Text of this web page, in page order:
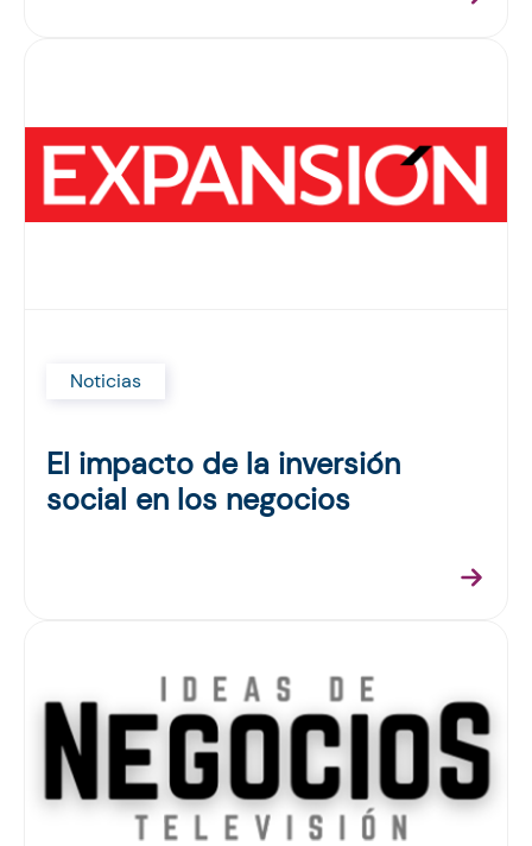
Noticias
El impacto de la inversión
social en los negocios